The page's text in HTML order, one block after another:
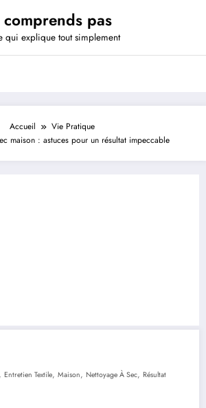
comprends pas
qui explique tout simplement
Accueil
Vie Pratique
maison : astuces pour un résultat impeccable
Entretien Textile, Maison, Nettoyage À Sec, Résultat